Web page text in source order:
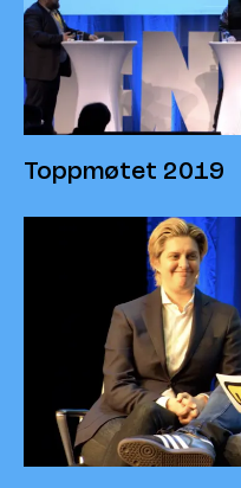
Toppmøtet 2019